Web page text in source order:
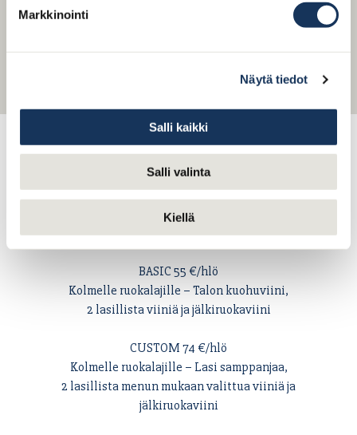
Markkinointi
Näytä tiedot
Salli kaikki
Salli valinta
Kiellä
Thoreau vesi 4€/henkilö
VIINIPAKETIT
BASIC 55 €/hlö
Kolmelle ruokalajille – Talon kuohuviini,
2 lasillista viiniä ja jälkiruokaviini
CUSTOM 74 €/hlö
Kolmelle ruokalajille – Lasi samppanjaa,
2 lasillista menun mukaan valittua viiniä ja
jälkiruokaviini